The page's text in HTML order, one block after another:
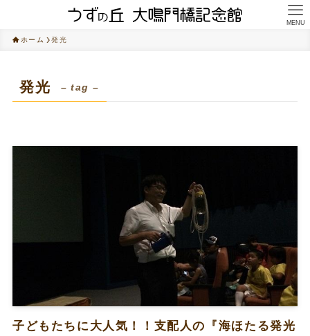
MENU
ホーム 発光
発光 – tag –
子どもたちに大人気！！支配人の『海ほたる発光